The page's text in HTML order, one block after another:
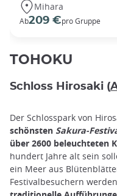
Mihara
Ab209 €pro Gruppe
TOHOKU
Schloss Hirosaki (
Der Schlosspark von
schönsten Sakura-
über 2600 beleuchteten
hundert Jahre alt sein
ein Meer aus
Festivalbesuchern